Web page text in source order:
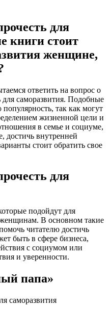
для
книги стоит
женщине,
ответить на вопрос о
для саморазвития. Подобные
так как могут
жизненной цели и
в семье и социуме,
достичь внутренней
стоит обратить свое
для
подойдут для
В основном такие
читателю достичь
быть в сфере бизнеса,
с социумом или
и уверенности.
папа»